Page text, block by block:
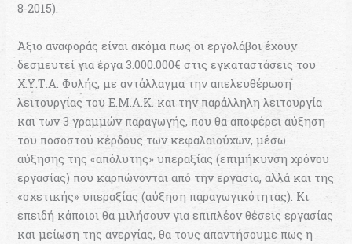
8-2015).
Άξιο αναφοράς είναι ακόμα πως οι εργολάβοι έχουν
δεσμευτεί για έργα 3.000.000€ στις εγκαταστάσεις του
Χ.Υ.Τ.Α. Φυλής, με αντάλλαγμα την απελευθέρωση
λειτουργίας του Ε.Μ.Α.Κ. και την παράλληλη λειτουργία
και των 3 γραμμών παραγωγής, που θα αποφέρει αύξηση
του ποσοστού κέρδους των κεφαλαιούχων, μέσω
αύξησης της «απόλυτης» υπεραξίας (επιμήκυνση χρόνου
εργασίας) που καρπώνονται από την εργασία, αλλά και της
«σχετικής» υπεραξίας (αύξηση παραγωγικότητας). Κι
επειδή κάποιοι θα μιλήσουν για επιπλέον θέσεις εργασίας
και μείωση της ανεργίας, θα τους απαντήσουμε πως η